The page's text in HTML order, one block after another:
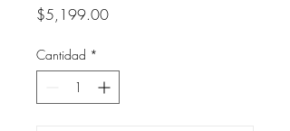
$5,199.00Precio
Cantidad *